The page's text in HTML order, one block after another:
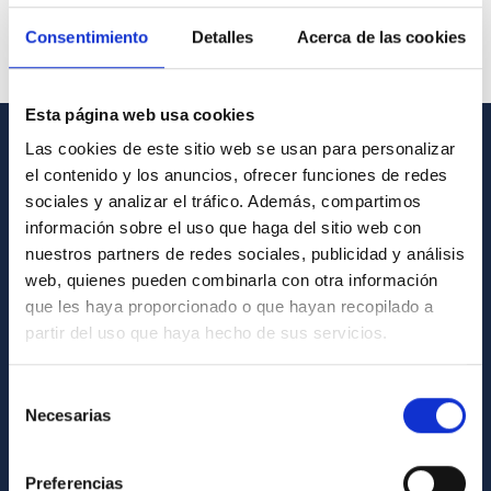
Consentimiento Detalles Acerca de las cookies
Esta página web usa cookies
Las cookies de este sitio web se usan para personalizar
el contenido y los anuncios, ofrecer funciones de redes
sociales y analizar el tráfico. Además, compartimos
información sobre el uso que haga del sitio web con
nuestros partners de redes sociales, publicidad y análisis
web, quienes pueden combinarla con otra información
que les haya proporcionado o que hayan recopilado a
partir del uso que haya hecho de sus servicios.
Necesarias
Preferencias
GENERAL INFORMATION
Contact
How to get to the IAC
List of personnel
Library
General register
ABOUT THE IAC